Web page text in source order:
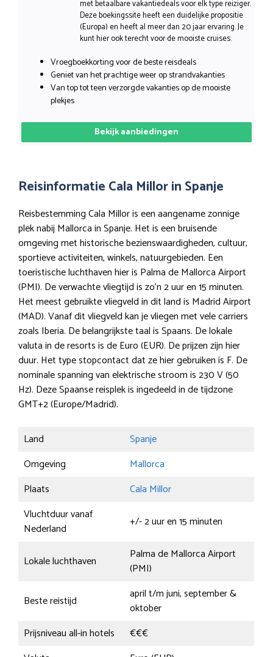
met betaalbare vakantiedeals voor elk type reiziger.
Deze boekingssite heeft een duidelijke propositie
(Europa) en heeft al meer dan 20 jaar ervaring. Je
kunt hier ook terecht voor de mooiste cruises.
Vroegboekkorting voor de beste reisdeals
Geniet van het prachtige weer op strandvakanties
Van top tot teen verzorgde vakanties op de mooiste
plekjes
Bekijk aanbiedingen
Reisinformatie Cala Millor in Spanje
Reisbestemming Cala Millor is een aangename zonnige
plek nabij Mallorca in Spanje. Het is een bruisende
omgeving met historische bezienswaardigheden, cultuur,
sportieve activiteiten, winkels, natuurgebieden. Een
toeristische luchthaven hier is Palma de Mallorca Airport
(PMI). De verwachte vliegtijd is zo’n 2 uur en 15 minuten.
Het meest gebruikte vliegveld in dit land is Madrid Airport
(MAD). Vanaf dit vliegveld kan je vliegen met vele carriers
zoals Iberia. De belangrijkste taal is Spaans. De lokale
valuta in de resorts is de Euro (EUR). De prijzen zijn hier
duur. Het type stopcontact dat ze hier gebruiken is F. De
nominale spanning van elektrische stroom is 230 V (50
Hz). Deze Spaanse reisplek is ingedeeld in de tijdzone
GMT+2 (Europe/Madrid).
Land
Spanje
Omgeving
Mallorca
Plaats
Cala Millor
Vluchtduur vanaf
Nederland
+/- 2 uur en 15 minuten
Lokale luchthaven
Palma de Mallorca Airport
(PMI)
Beste reistijd
april t/m juni, september &
oktober
Prijsniveau all-in hotels
€€€